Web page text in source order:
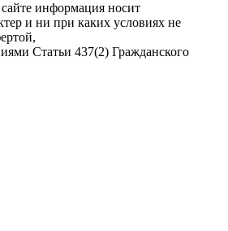
информация носит
и ни при каких условиях не
Статьи 437(2) Гражданского